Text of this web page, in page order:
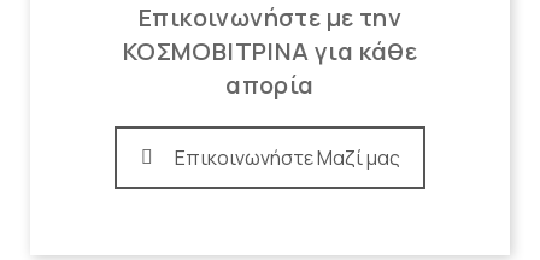
Επικοινωνήστε με την
ΚΟΣΜΟΒΙΤΡΙΝΑ για κάθε
απορία
Επικοινωνήστε Μαζί μας